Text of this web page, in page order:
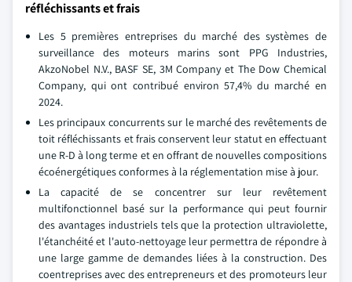
réfléchissants et frais
Les 5 premières entreprises du marché des systèmes de
surveillance des moteurs marins sont PPG Industries,
AkzoNobel N.V., BASF SE, 3M Company et The Dow Chemical
Company, qui ont contribué environ 57,4% du marché en
2024.
Les principaux concurrents sur le marché des revêtements de
toit réfléchissants et frais conservent leur statut en effectuant
une R-D à long terme et en offrant de nouvelles compositions
écoénergétiques conformes à la réglementation mise à jour.
La capacité de se concentrer sur leur revêtement
multifonctionnel basé sur la performance qui peut fournir
des avantages industriels tels que la protection ultraviolette,
l'étanchéité et l'auto-nettoyage leur permettra de répondre à
une large gamme de demandes liées à la construction. Des
coentreprises avec des entrepreneurs et des promoteurs leur